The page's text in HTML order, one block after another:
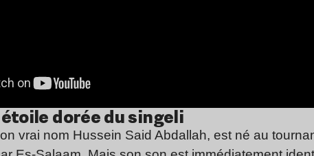
dorée du singeli
vrai nom Hussein Said Abdallah, est né au